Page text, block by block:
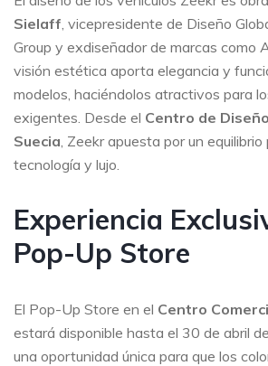
Sielaff, vicepresidente de Diseño
Group y exdiseñador de marcas como
visión estética aporta elegancia y
modelos, haciéndolos atractivos para
exigentes. Desde el Centro de
Suecia, Zeekr apuesta por un
tecnología y lujo.
Experiencia
Pop-Up Store
El Pop-Up Store en el Centro
estará disponible hasta el 30 de abril
una oportunidad única para que los